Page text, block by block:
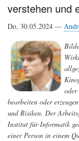
verstehen und
Do, 30.05.2024 —
oder
bearbeiten oder
und Risiken. Der
Institut für Informatik
einer Person in einem